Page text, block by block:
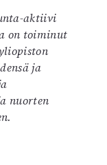
aktiivi
on toiminut
ja
nuorten